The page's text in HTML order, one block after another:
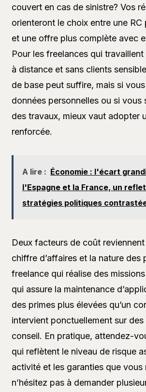
couvert en cas de sinistre? Vos
orienteront le choix entre une RC
et une offre plus complète avec
Pour les freelances qui
à distance et sans clients
de base peut suffire, mais si
données personnelles ou si vous
des travaux, mieux vaut adopter
renforcée.
A lire : Économie : l'écart
l'Espagne et la France, un
stratégies politiques
Deux facteurs de coût
chiffre d’affaires et la nature des
freelance qui réalise des
qui assure la maintenance
des primes plus élevées qu’un
intervient ponctuellement sur
conseil. En pratique, attendez-
qui reflètent le niveau de risque
activité et les garanties que vous
n’hésitez pas à demander